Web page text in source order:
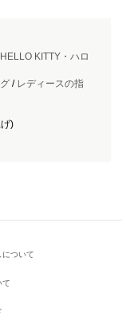
HELLO KITTY・ハロ
/ レディースの指
)
について
て